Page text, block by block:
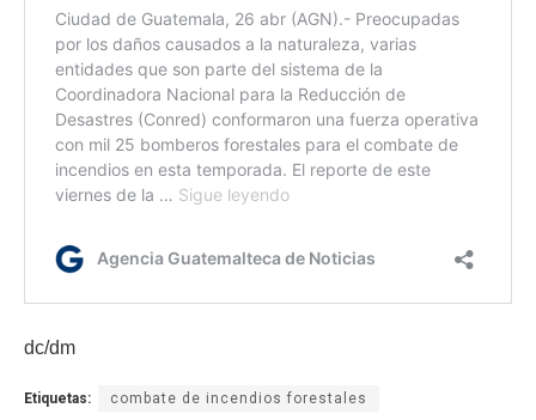
dc/dm
Etiquetas: combate de incendios forestales